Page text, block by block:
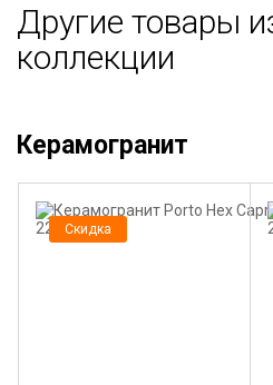
Другие товары
коллекции
Керамогранит
Скидка